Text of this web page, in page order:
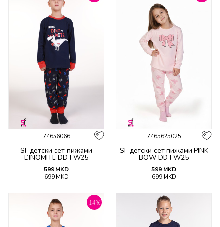
74656066
SF детски сет пижами
DINOMITE DD FW25
599 MKD
699MKD
7465625025
SF детски сет пижами PINK
BOW DD FW25
599 MKD
699MKD
14%